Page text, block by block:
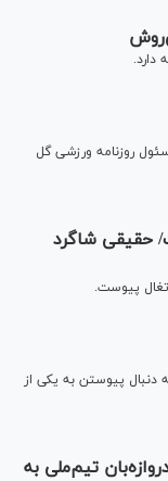
دارد.
روزنامه ورزشی گل
حقیقی شاگرد
پیوست.
دنبال پیوستن به یکی از
تیم‌ملی به